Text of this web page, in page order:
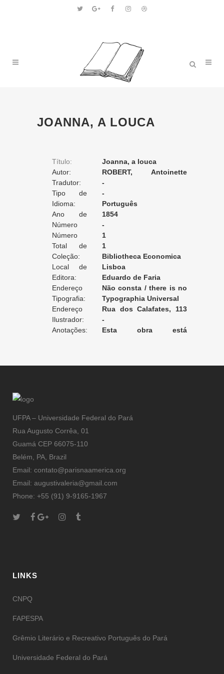
JOANNA, A LOUCA
Título:
Joanna, a louca
Autor:
ROBERT, Antoinette
Henriette Clémence
Tradutor:
-
Tipo de
Tradução:
-
Idioma:
Português
Ano de
Edição:
1854
Número
da Edição:
-
Número
do Volume:
1
Total de
Volumes:
1
Coleção:
Bibliotheca Economica
Local de
Edição:
Lisboa
Editora:
Eduardo de Faria
Endereço
da Editora:
Não consta / there is no
record / non enregistré
Tipografia:
Typographia Universal
Endereço
da Tipografia:
Rua dos Calafates, 113
[Lisboa]
Ilustrador:
-
Anotações:
Esta obra está
UFPA – Universidade Federal do Pará
Rua Augusto Corrêa, 01
Guamá CEP 66075-110
Belém, PA, Brazil
Email: contato@parisnaamerica.org
Email: augustivaleria@gmail.com
Phone: +55 (91) 9-9165-1967
LINKS
CNPQ
FAPESPA
Grêmio Literário e Recreativo Português do Pará
Universidade Federal do Pará